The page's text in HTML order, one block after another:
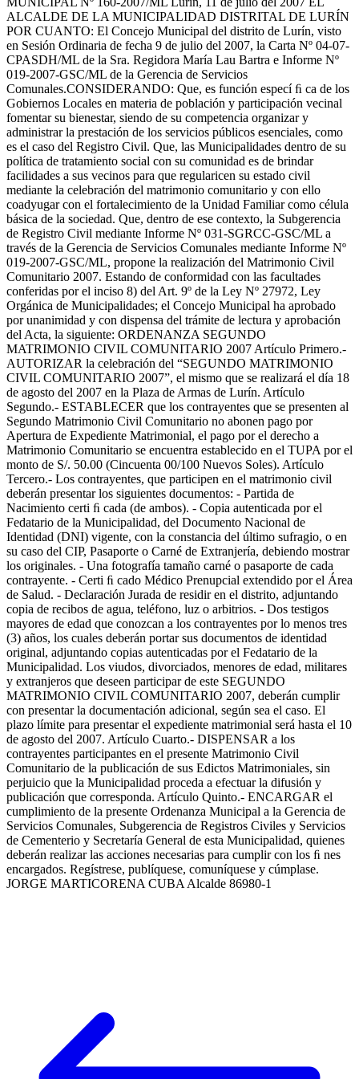
ALCALDE DE LA MUNICIPALIDAD DISTRITAL DE LURÍN
POR CUANTO: El Concejo Municipal del distrito de Lurín, visto
en Sesión Ordinaria de fecha 9 de julio del 2007, la Carta Nº 04-07-
CPASDH/ML de la Sra. Regidora María Lau Bartra e Informe Nº
019-2007-GSC/ML de la Gerencia de Servicios
Comunales.CONSIDERANDO: Que, es función especí ﬁ ca de los
Gobiernos Locales en materia de población y participación vecinal
fomentar su bienestar, siendo de su competencia organizar y
administrar la prestación de los servicios públicos esenciales, como
es el caso del Registro Civil. Que, las Municipalidades dentro de su
política de tratamiento social con su comunidad es de brindar
facilidades a sus vecinos para que regularicen su estado civil
mediante la celebración del matrimonio comunitario y con ello
coadyugar con el fortalecimiento de la Unidad Familiar como célula
básica de la sociedad. Que, dentro de ese contexto, la Subgerencia
de Registro Civil mediante Informe Nº 031-SGRCC-GSC/ML a
través de la Gerencia de Servicios Comunales mediante Informe Nº
019-2007-GSC/ML, propone la realización del Matrimonio Civil
Comunitario 2007. Estando de conformidad con las facultades
conferidas por el inciso 8) del Art. 9º de la Ley Nº 27972, Ley
Orgánica de Municipalidades; el Concejo Municipal ha aprobado
por unanimidad y con dispensa del trámite de lectura y aprobación
del Acta, la siguiente: ORDENANZA SEGUNDO
MATRIMONIO CIVIL COMUNITARIO 2007 Artículo Primero.-
AUTORIZAR la celebración del “SEGUNDO MATRIMONIO
CIVIL COMUNITARIO 2007”, el mismo que se realizará el día 18
de agosto del 2007 en la Plaza de Armas de Lurín. Artículo
Segundo.- ESTABLECER que los contrayentes que se presenten al
Segundo Matrimonio Civil Comunitario no abonen pago por
Apertura de Expediente Matrimonial, el pago por el derecho a
Matrimonio Comunitario se encuentra establecido en el TUPA por el
monto de S/. 50.00 (Cincuenta 00/100 Nuevos Soles). Artículo
Tercero.- Los contrayentes, que participen en el matrimonio civil
deberán presentar los siguientes documentos: - Partida de
Nacimiento certi ﬁ cada (de ambos). - Copia autenticada por el
Fedatario de la Municipalidad, del Documento Nacional de
Identidad (DNI) vigente, con la constancia del último sufragio, o en
su caso del CIP, Pasaporte o Carné de Extranjería, debiendo mostrar
los originales. - Una fotografía tamaño carné o pasaporte de cada
contrayente. - Certi ﬁ cado Médico Prenupcial extendido por el Área
de Salud. - Declaración Jurada de residir en el distrito, adjuntando
copia de recibos de agua, teléfono, luz o arbitrios. - Dos testigos
mayores de edad que conozcan a los contrayentes por lo menos tres
(3) años, los cuales deberán portar sus documentos de identidad
original, adjuntando copias autenticadas por el Fedatario de la
Municipalidad. Los viudos, divorciados, menores de edad, militares
y extranjeros que deseen participar de este SEGUNDO
MATRIMONIO CIVIL COMUNITARIO 2007, deberán cumplir
con presentar la documentación adicional, según sea el caso. El
plazo límite para presentar el expediente matrimonial será hasta el 10
de agosto del 2007. Artículo Cuarto.- DISPENSAR a los
contrayentes participantes en el presente Matrimonio Civil
Comunitario de la publicación de sus Edictos Matrimoniales, sin
perjuicio que la Municipalidad proceda a efectuar la difusión y
publicación que corresponda. Artículo Quinto.- ENCARGAR el
cumplimiento de la presente Ordenanza Municipal a la Gerencia de
Servicios Comunales, Subgerencia de Registros Civiles y Servicios
de Cementerio y Secretaría General de esta Municipalidad, quienes
deberán realizar las acciones necesarias para cumplir con los ﬁ nes
encargados. Regístrese, publíquese, comuníquese y cúmplase.
JORGE MARTICORENA CUBA Alcalde 86980-1